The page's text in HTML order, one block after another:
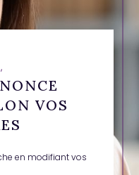
VOS
en modifiant vos